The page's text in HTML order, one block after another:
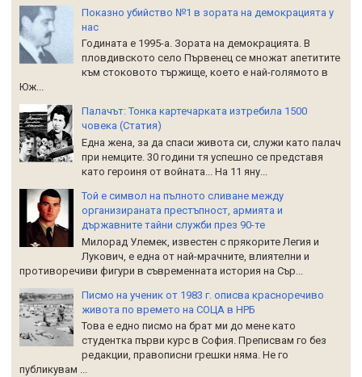
Показно убийство №1 в зората на демокрацията у
нас
Годината е 1995-а. Зората на демокрацията. В
пловдивското село Първенец се множат апетитите
към стоковото тържище, което е най-голямото в
Юж...
Палачът: Тонка картечарката изтребила 1500
човека (Статия)
Една жена, за да спаси живота си, служи като палач
при немците. 30 години тя успешно се представя
като героиня от войната... На 11 яну...
Той е символ на пълното сливане между
организираната престъпност, армията и
държавните тайни служби през 90-те
Милорад Улемек, известен с прякорите Легия и
Лукович, е една от най-мрачните, влиятелни и
противоречиви фигури в съвременната история на Сър...
Писмо на ученик от 1983 г. описва красноречиво
живота по времето на СОЦА в НРБ
Това е едно писмо на брат ми до мене като
студентка първи курс в София. Преписвам го без
редакции, правописни грешки няма. Не го
публикувам ...